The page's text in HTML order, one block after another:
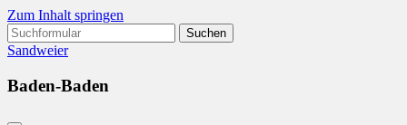
Zum Inhalt springen
Suchen
nach:
Sandweier
Baden-Baden